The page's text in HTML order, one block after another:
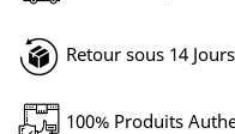
Retour sous 14 Jours
100% Produits